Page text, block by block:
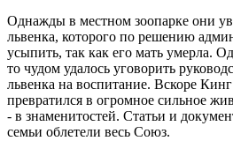
Однажды в местном зоопарке они
львенка, которого по решению
усыпить, так как его мать умерла.
то чудом удалось уговорить
львенка на воспитание. Вскоре
превратился в огромное сильное
- в знаменитостей. Статьи и
семьи облетели весь Союз.